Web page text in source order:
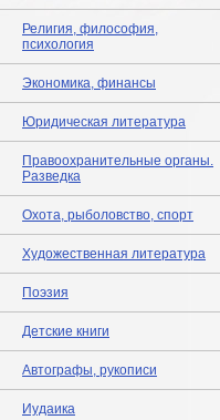
Религия, философия,
психология
Экономика, финансы
Юридическая литература
Правоохранительные органы.
Разведка
Охота, рыболовство, спорт
Художественная литература
Поэзия
Детские книги
Автографы, рукописи
Иудаика